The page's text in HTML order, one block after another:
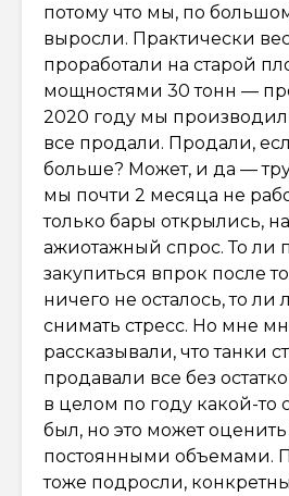
потому что мы, по
выросли. Практически
проработали на старой
мощностями 30 тонн —
2020 году мы
все продали. Продали,
больше? Может, и да —
мы почти 2 месяца не
только бары открылись,
ажиотажный спрос. То ли
закупиться впрок после
ничего не осталось, то
снимать стресс. Но мне
рассказывали, что танки
продавали все без
в целом по году какой-то
был, но это может
постоянными объемами.
тоже подросли,